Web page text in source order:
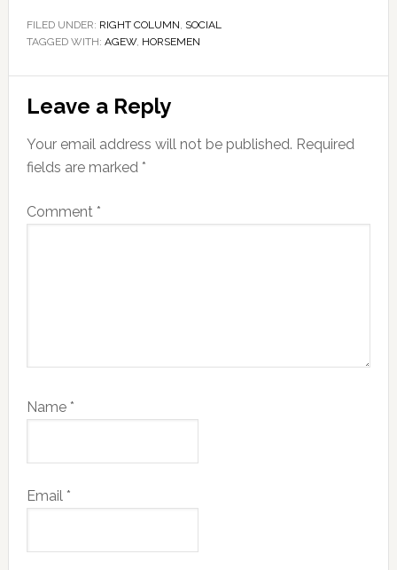
FILED UNDER: RIGHT COLUMN, SOCIAL
TAGGED WITH: AGEW, HORSEMEN
Interactions
Leave a Reply
Your email address will not be published. Required
fields are marked *
Comment *
Name *
Email *